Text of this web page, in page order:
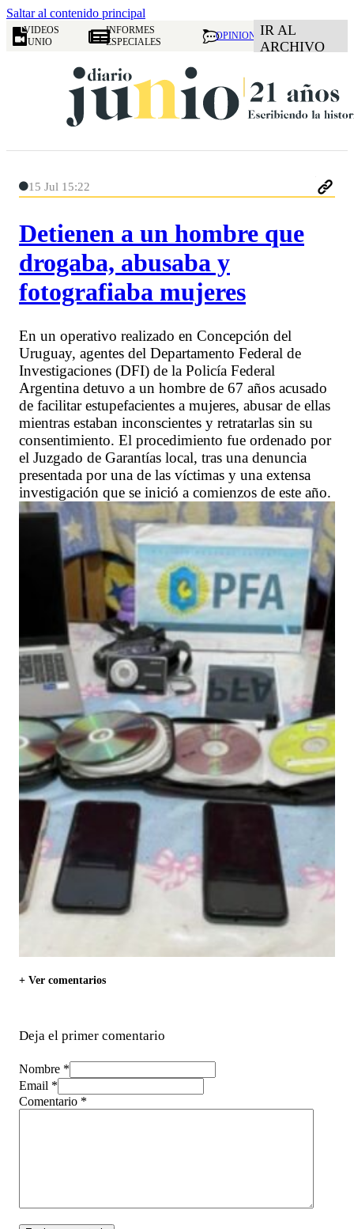
Saltar al contenido principal
VIDEOS
JUNIO
INFORMES
ESPECIALES
OPINION IR AL
ARCHIVO
15 Jul 15:22
Detienen a un hombre que
drogaba, abusaba y
fotografiaba mujeres
En un operativo realizado en Concepción del
Uruguay, agentes del Departamento Federal de
Investigaciones (DFI) de la Policía Federal
Argentina detuvo a un hombre de 67 años acusado
de facilitar estupefacientes a mujeres, abusar de ellas
mientras estaban inconscientes y retratarlas sin su
consentimiento. El procedimiento fue ordenado por
el Juzgado de Garantías local, tras una denuncia
presentada por una de las víctimas y una extensa
investigación que se inició a comienzos de este año.
+ Ver comentarios
Deja el primer comentario
Nombre *
Email *
Comentario *